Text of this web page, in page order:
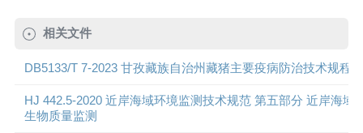
相关文件
DB5133/T 7-2023 甘孜藏族自治州藏猪主要疫病防治技术规程
HJ 442.5-2020 近岸海域环境监测技术规范 第五部分 近岸海域
生物质量监测